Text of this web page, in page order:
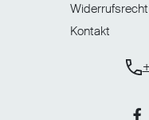
Widerrufsrecht
Kontakt